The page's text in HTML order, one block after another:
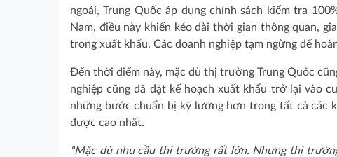
ngoái, Trung Quốc áp dụng chính sách kiểm tra
Nam, điều này khiến kéo dài thời gian thông quan,
trong xuất khẩu. Các doanh nghiệp tạm ngừng để
Đến thời điểm này, mặc dù thị trường Trung Quốc
nghiệp cũng đã đặt kế hoạch xuất khẩu trở lại vào
những bước chuẩn bị kỹ lưỡng hơn trong tất cả các
được cao nhất.
“Mặc dù nhu cầu thị trường rất lớn. Nhưng thị